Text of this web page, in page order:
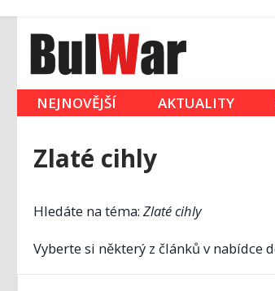
NEJNOVĚJŠÍ AKTUALITY
Zlaté cihly
Hledáte na téma: Zlaté cihly
Vyberte si některý z článků v nabídce